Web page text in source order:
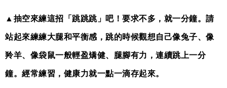
▲抽空來練這招「跳跳跳」吧！要求不多，就一分鐘。請
站起來練練大腿和平衡感，跳的時候觀想自己像兔子、像
羚羊、像袋鼠一般輕盈矯健、腿腳有力，連續跳上一分
鐘。經常練習，健康力就一點一滴存起來。